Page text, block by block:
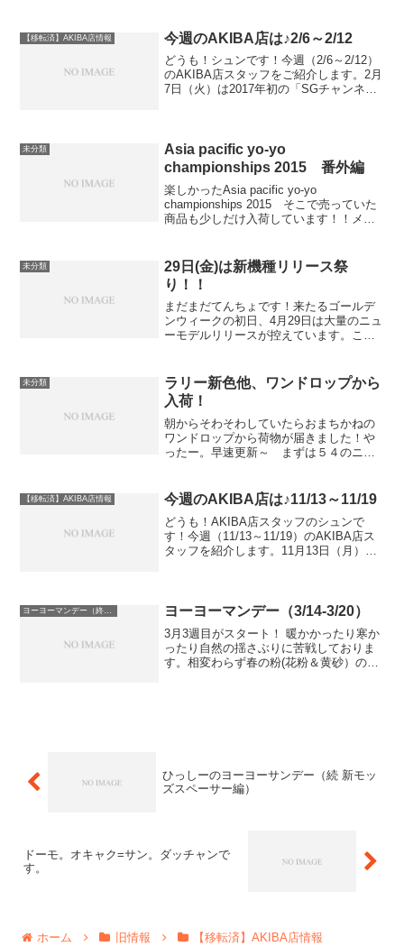
【移転済】AKIBA店情報 今週のAKIBA店は♪2/6～2/12
どうも！シュンです！今週（2/6～2/12）
のAKIBA店スタッフをご紹介します。2月
7日（火）は2017年初の「SGチャンネ
未分類
Asia pacific yo-yo
championships 2015 番外編
楽しかったAsia pacific yo-yo
championships 2015 そこで売っていた
商品も少しだけ入荷しています！！メイ
葉...
未分類
29日(金)は新機種リリース祭
り！！
まだまだてんちょです！来たるゴールデ
ンウィークの初日、4月29日は大量のニュ
ーモデルリリースが控えています。この
クトリーより噂のアイツが登場！！スー
パースター(2016...
未分類
ラリー新色他、ワンドロップから
入荷！
朝からそわそわしていたらおまちかねの
ワンドロップから荷物が届きました！や
ったー。早速更新～ まずは５４のニッ
ートしている強者は居るんでしょうか？
続きまして フォーマット...
【移転済】AKIBA店情報 今週のAKIBA店は♪11/13～11/19
どうも！AKIBA店スタッフのシュンで
す！今週（11/13～11/19）のAKIBA店ス
タッフを紹介します。11月13日（月）
ヨーヨーマンデー（終了） ヨーヨーマンデー（3/14-3/20）
3月3週目がスタート！ 暖かかったり寒か
ったり自然の揺さぶりに苦戦しておりま
す。相変わらず春の粉(花粉＆黄砂）の猛
ひっしーのヨーヨーサンデー（続 新モッ
ズスペーサー編）
ドーモ。オキャク=サン。ダッチャンで
す。
ホーム 旧情報 【移転済】AKIBA店情報